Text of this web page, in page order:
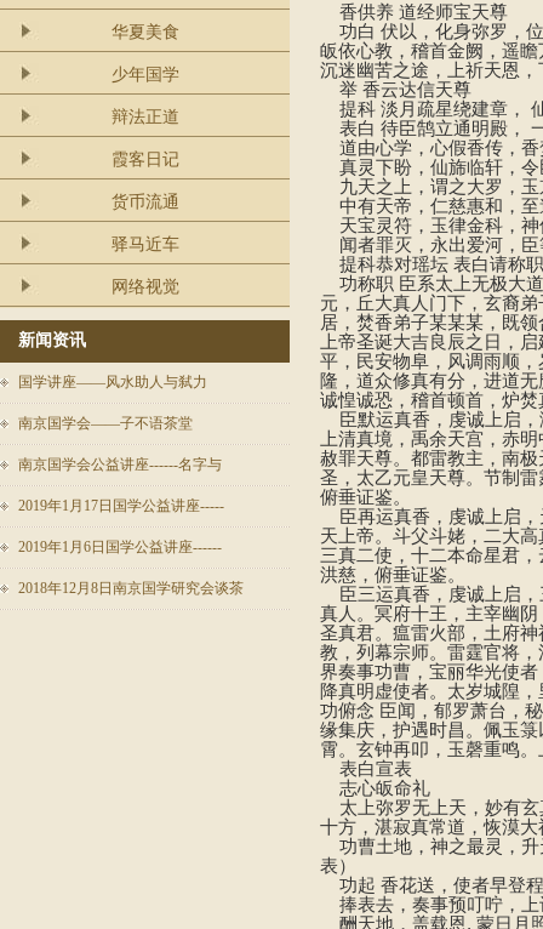
华夏美食
少年国学
辩法正道
霞客日记
货币流通
驿马近车
网络视觉
新闻资讯
国学讲座——风水助人与弑力
南京国学会——子不语茶堂
南京国学会公益讲座------名字与
2019年1月17日国学公益讲座-----
2019年1月6日国学公益讲座------
2018年12月8日南京国学研究会谈茶
香供养 道经师宝天尊
功白 伏以，化身弥罗，
皈依心教，稽首金阙，遥
沉迷幽苦之途，上祈天恩
举 香云达信天尊
提科 淡月疏星绕建章，
表白 待臣鹄立通明殿，
道由心学，心假香传，
真灵下盼，仙旆临轩，
九天之上，谓之大罗，
中有天帝，仁慈惠和，
天宝灵符，玉律金科，
闻者罪灭，永出爱河，
提科恭对瑶坛 表白请称
功称职 臣系太上无极大
元，丘大真人门下，玄裔
居，焚香弟子某某某，既
上帝圣诞大吉良辰之日，
平，民安物阜，风调雨顺
隆，道众修真有分，进道
诚惶诚恐，稽首顿首，炉
臣默运真香，虔诚上启，
上清真境，禹余天宫，赤
赦罪天尊。都雷教主，南
圣，太乙元皇天尊。节制
俯垂证鉴。
臣再运真香，虔诚上启，
天上帝。斗父斗姥，二大
三真二使，十二本命星君
洪慈，俯垂证鉴。
臣三运真香，虔诚上启，
真人。冥府十王，主宰幽
圣真君。瘟雷火部，土府
教，列幕宗师。雷霆官将
界奏事功曹，宝丽华光使
降真明虚使者。太岁城隍
功俯念 臣闻，郁罗萧台，
缘集庆，护遇时昌。佩玉
霄。玄钟再叩，玉磬重鸣
表白宣表
志心皈命礼
太上弥罗无上天，妙有玄
十方，湛寂真常道，恢漠
功曹土地，神之最灵，升
表）
功起 香花送，使者早登
捧表去，奏事预叮咛，
酬天地，盖载恩, 蒙日月